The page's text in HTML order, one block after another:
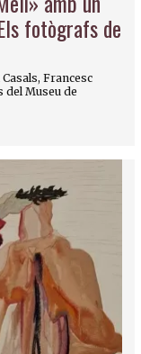
fotògrafs de
Francesc
del Museu de